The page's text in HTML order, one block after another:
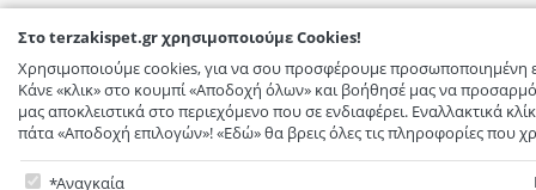
Στο terzakispet.gr χρησιμοποιούμε Cookies!
Χρησιμοποιούμε cookies, για να σου προσφέρουμε προσωποποιημένη
Κάνε «κλικ» στο κουμπί «Αποδοχή όλων» και βοήθησέ μας να
μας αποκλειστικά στο περιεχόμενο που σε ενδιαφέρει. Εναλλακτικά
πάτα «Αποδοχή επιλογών»! «Εδώ» θα βρεις όλες τις πληροφορίες που
Στο terzakispet.gr χρησιμοποιούμε Cookies!
Αναγκαία